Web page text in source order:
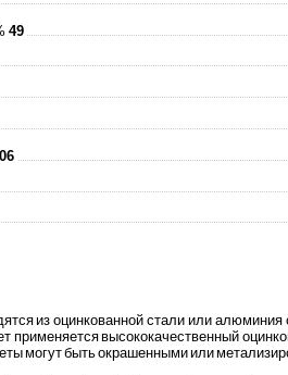
49
из оцинкованной стали или
применяется высококачественный
могут быть окрашенными или